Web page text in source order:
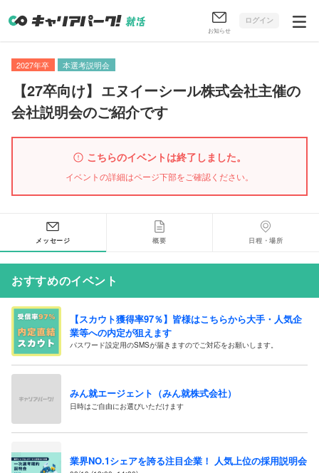
お知らせ
ログイン
2027年卒 本選考説明会
【27卒向け】 エヌイーシール株式会社主催の
会社説明会のご紹介です
こちらのイベントは終了しました。
イベントの詳細はページ下部をご確認ください。
メッセージ 概要 日程・場所
おすすめのイベント
【スカウト獲得率97％】皆様はこちらから大手・人気企
業等への内定が狙えます
パスワード設定用のSMSが届きますのでご対応をお願いします。
みん就エージェント（みん就株式会社）
日時はご自由にお選びいただけます
業界NO.1シェアを誇る注目企業！ 人気上位の採用説明会